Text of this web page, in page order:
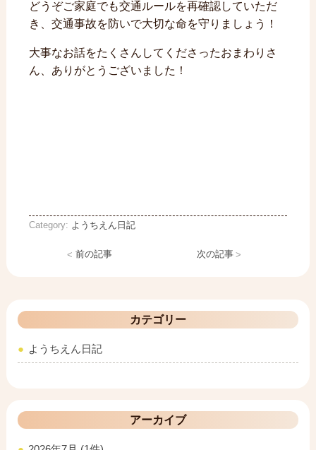
どうぞご家庭でも交通ルールを再確認していただ
き、交通事故を防いで大切な命を守りましょう！
大事なお話をたくさんしてくださったおまわりさ
ん、ありがとうございました！
Category: ようちえん日記
< 前の記事 次の記事 >
カテゴリー
ようちえん日記
アーカイブ